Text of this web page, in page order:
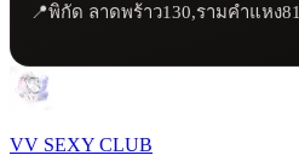
📍พิกัด ลาดพร้าว130,รามคำแหง81
VV SEXY CLUB